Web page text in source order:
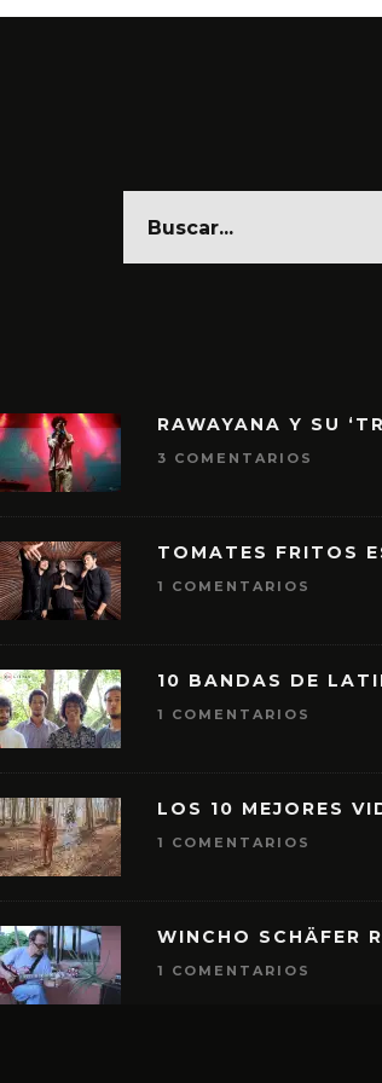
RAWAYANA Y SU
3 COMENTARIOS
TOMATES FRITOS
1 COMENTARIOS
10 BANDAS DE
1 COMENTARIOS
LOS 10 MEJORES
1 COMENTARIOS
WINCHO SCHÄFER
1 COMENTARIOS